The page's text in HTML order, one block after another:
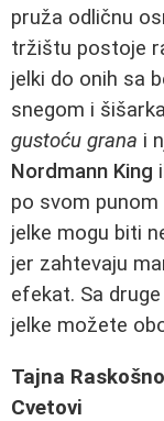
pruža odličnu
tržištu postoje
jelki do onih sa
snegom i
gustoću grana i
Nordmann King
po svom
jelke mogu biti
jer zahtevaju
efekat. Sa
jelke možete
Tajna
Cvetovi